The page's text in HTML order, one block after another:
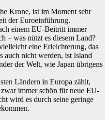
Krone, ist im Moment sehr
der Euroeinführung.
einem EU-Beitritt immer
– was nützt es diesem Land?
eine Erleichterung, das
auch nicht werden, ist Island
der Welt, wie Japan übrigens
Ländern in Europa zählt,
immer schön für neue EU-
wird es durch seine geringe